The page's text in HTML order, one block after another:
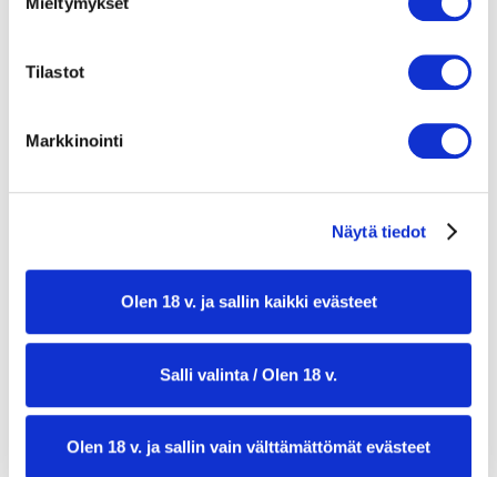
Tilastot
Markkinointi
Näytä tiedot
Olen 18 v. ja sallin kaikki evästeet
Salli valinta / Olen 18 v.
Olen 18 v. ja sallin vain välttämättömät evästeet
3 anjovisfileetä
tomaattimehussa
½ tl kuivattuja punaisia chililastuja
2 rkl tuoretta lehtipersiljaa, karkeasti
hachottuna
suolaa ja mustapippuria myllystä